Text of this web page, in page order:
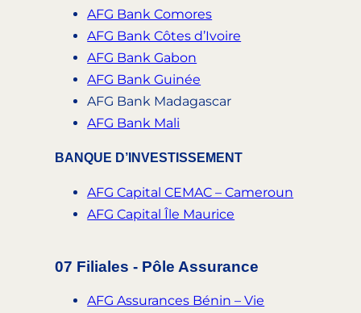
AFG Bank Comores
AFG Bank Côtes d’Ivoire
AFG Bank Gabon
AFG Bank Guinée
AFG Bank Madagascar
AFG Bank Mali
BANQUE D’INVESTISSEMENT
AFG Capital CEMAC – Cameroun
AFG Capital Île Maurice
07 Filiales - Pôle Assurance
AFG Assurances Bénin – Vie